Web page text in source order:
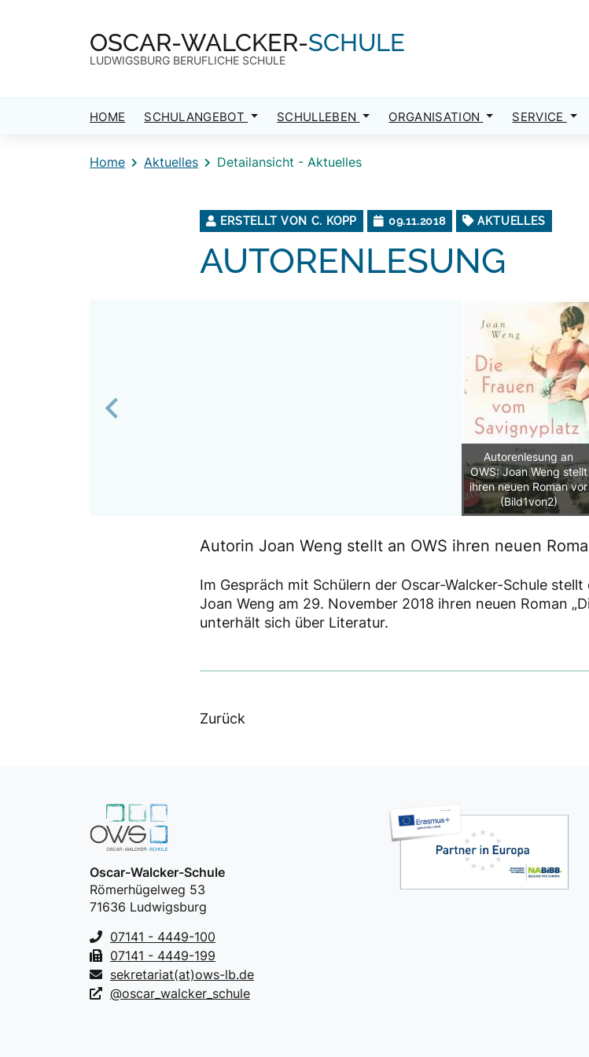
OSCAR-WALCKER-SCHULE
LUDWIGSBURG BERUFLICHE SCHULE
HOME SCHULANGEBOT SCHULLEBEN ORGANISATION SERVICE
Home Aktuelles Detailansicht - Aktuelles
ERSTELLT VON C. KOPP 09.11.2018 AKTUELLES
AUTORENLESUNG
Autorenlesung an
OWS: Joan Weng stellt
ihren neuen Roman vor
(Bild1von2)
Previous
Autorin Joan Weng stellt an OWS ihren neuen
Im Gespräch mit Schülern der Oscar-Walcker-Schule
Joan Weng am 29. November 2018 ihren neuen Roman
unterhält sich über Literatur.
Zurück
Oscar-Walcker-Schule
Römerhügelweg 53
71636 Ludwigsburg
07141 - 4449-100
07141 - 4449-199
sekretariat(at)ows-lb.de
@oscar_walcker_schule